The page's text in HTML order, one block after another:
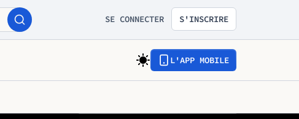
SE CONNECTER S'INSCRIRE
L'APP MOBILE